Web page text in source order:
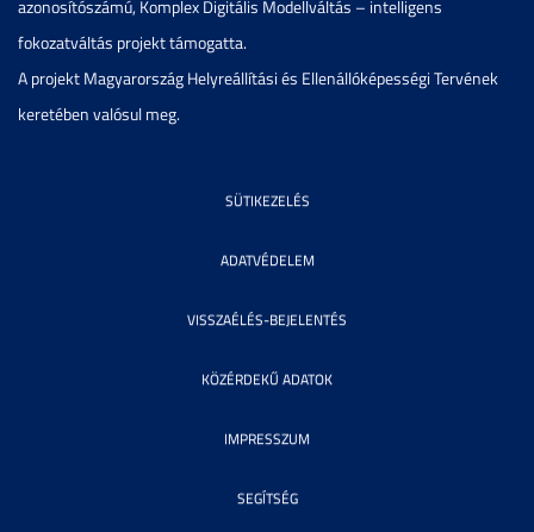
azonosítószámú, Komplex Digitális Modellváltás – intelligens
fokozatváltás projekt támogatta.
A projekt Magyarország Helyreállítási és Ellenállóképességi Tervének
keretében valósul meg.
SÜTIKEZELÉS
ADATVÉDELEM
VISSZAÉLÉS-BEJELENTÉS
KÖZÉRDEKŰ ADATOK
IMPRESSZUM
SEGÍTSÉG